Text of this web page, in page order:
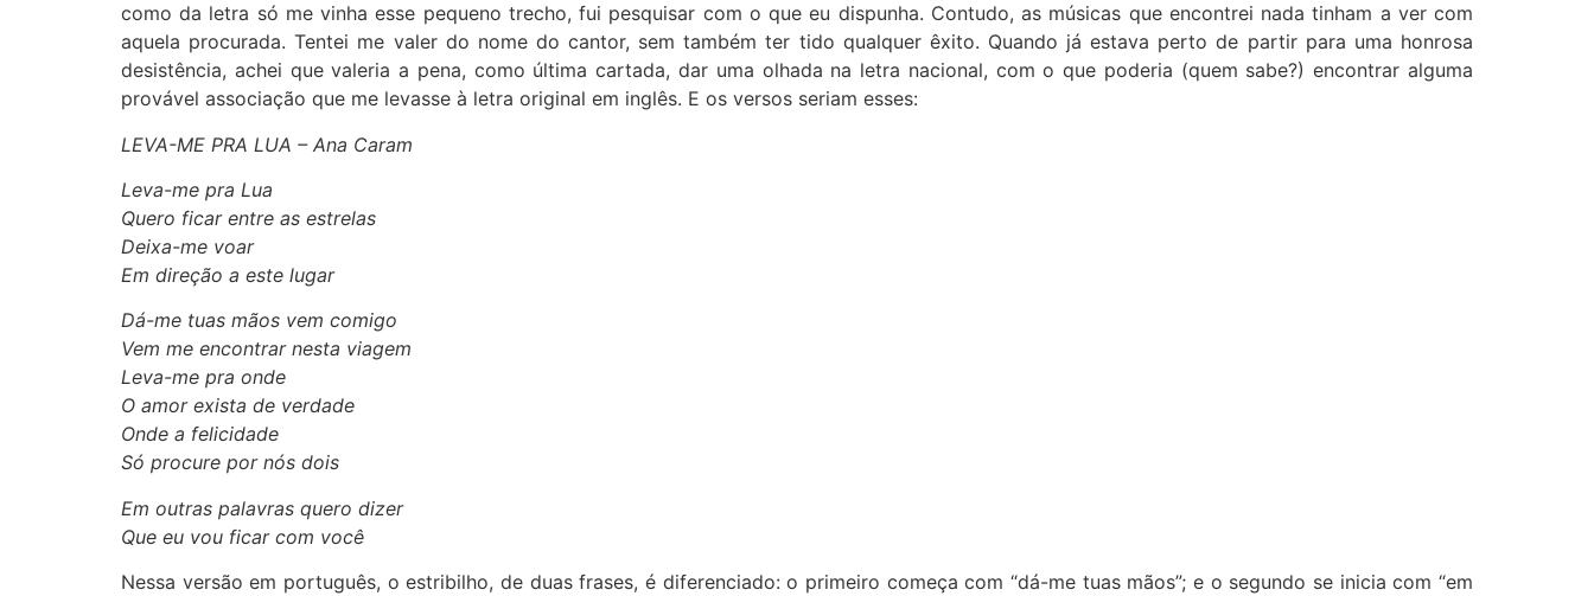
como da letra só me vinha esse pequeno trecho, fui pesquisar com o que eu dispunha. Contudo, as músicas que encontrei nada tinham a ver com
aquela procurada. Tentei me valer do nome do cantor, sem também ter tido qualquer êxito. Quando já estava perto de partir para uma honrosa
desistência, achei que valeria a pena, como última cartada, dar uma olhada na letra nacional, com o que poderia (quem sabe?) encontrar alguma
provável associação que me levasse à letra original em inglês. E os versos seriam esses:
LEVA-ME PRA LUA – Ana Caram
Leva-me pra Lua
Quero ficar entre as estrelas
Deixa-me voar
Em direção a este lugar
Dá-me tuas mãos vem comigo
Vem me encontrar nesta viagem
Leva-me pra onde
O amor exista de verdade
Onde a felicidade
Só procure por nós dois
Em outras palavras quero dizer
Que eu vou ficar com você
Nessa versão em português, o estribilho, de duas frases, é diferenciado: o primeiro começa com “dá-me tuas mãos”; e o segundo se inicia com “em